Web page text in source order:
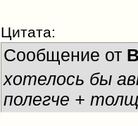
Цитата:
Сообщение от
хотелось бы
полегче +